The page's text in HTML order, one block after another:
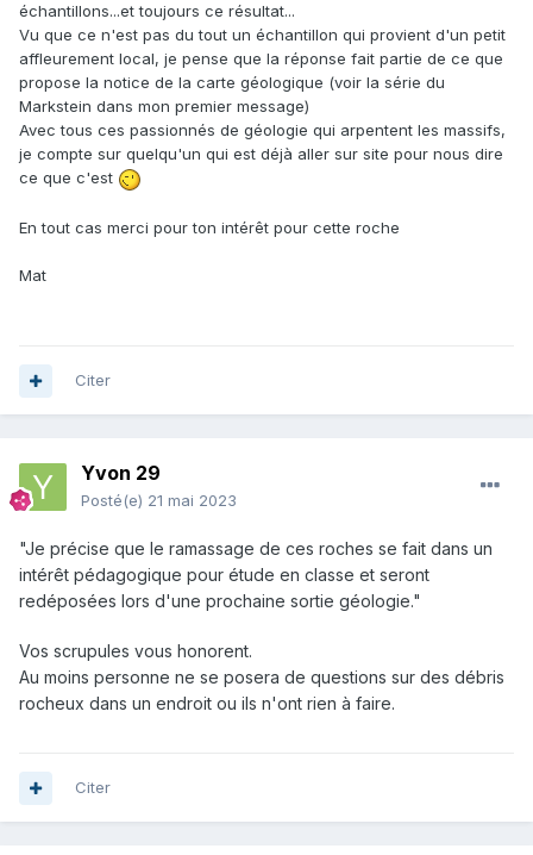
échantillons...et toujours ce résultat...
Vu que ce n'est pas du tout un échantillon qui provient d'un petit
affleurement local, je pense que la réponse fait partie de ce que
propose la notice de la carte géologique (voir la série du
Markstein dans mon premier message)
Avec tous ces passionnés de géologie qui arpentent les massifs,
je compte sur quelqu'un qui est déjà aller sur site pour nous dire
ce que c'est
En tout cas merci pour ton intérêt pour cette roche
Mat
Citer
Yvon 29
Posté(e) 21 mai 2023
"Je précise que le ramassage de ces roches se fait dans un
intérêt pédagogique pour étude en classe et seront
redéposées lors d'une prochaine sortie géologie."
Vos scrupules vous honorent.
Au moins personne ne se posera de questions sur des débris
rocheux dans un endroit ou ils n'ont rien à faire.
Citer